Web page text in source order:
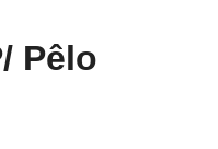
Pêlo